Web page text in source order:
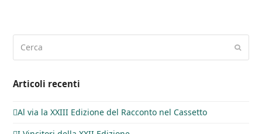
Invia
Articoli recenti
Al via la XXIII Edizione del Racconto nel Cassetto